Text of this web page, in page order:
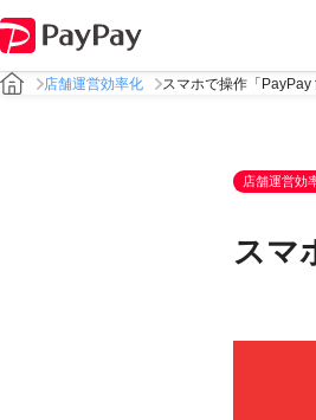
店舗運営効率化 スマホで操作「PayPay
店舗運営効
スマ